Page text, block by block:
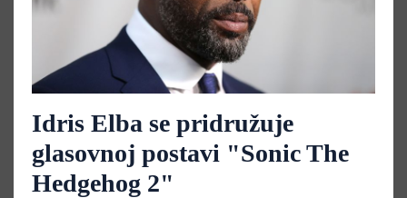
Idris Elba se pridružuje
glasovnoj postavi "Sonic The
Hedgehog 2"